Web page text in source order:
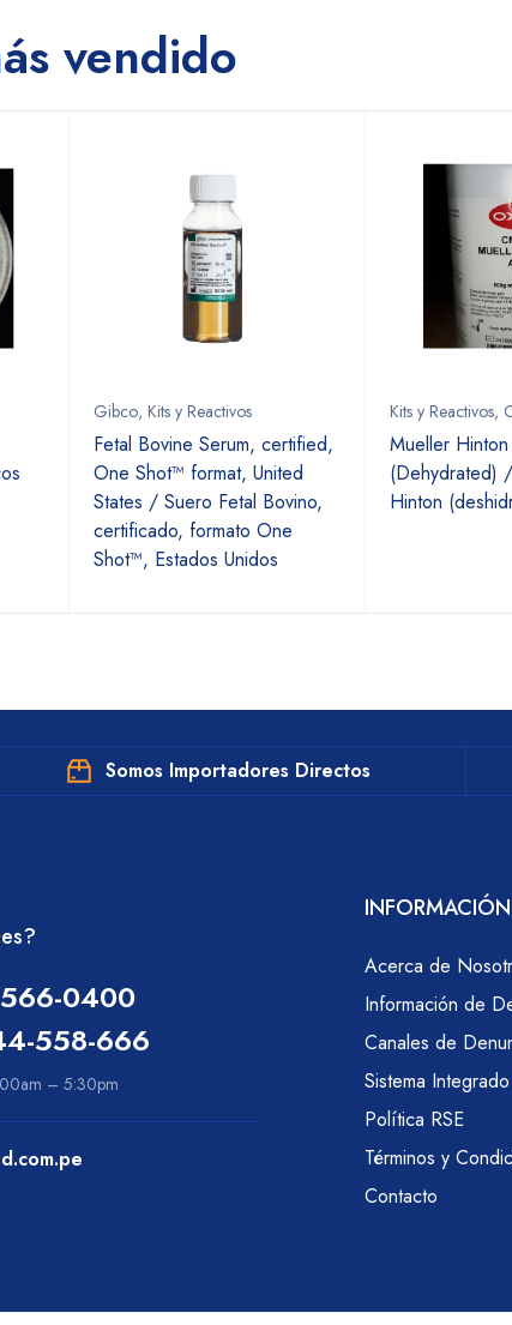
vendido
Gibco, Kits y Reactivos
Fetal Bovine Serum, certified,
One Shot™ format, United
States / Suero Fetal Bovino,
certificado, formato One
Shot™, Estados Unidos
Kits y Reactivos,
Mueller
(Dehydrated)
Hinton
Somos Importadores Directos
0400
558-666
– 5:30pm
INFORMACIÓN
Acerca de
Información de
Canales de
Sistema
Política RSE
Términos y
Contacto